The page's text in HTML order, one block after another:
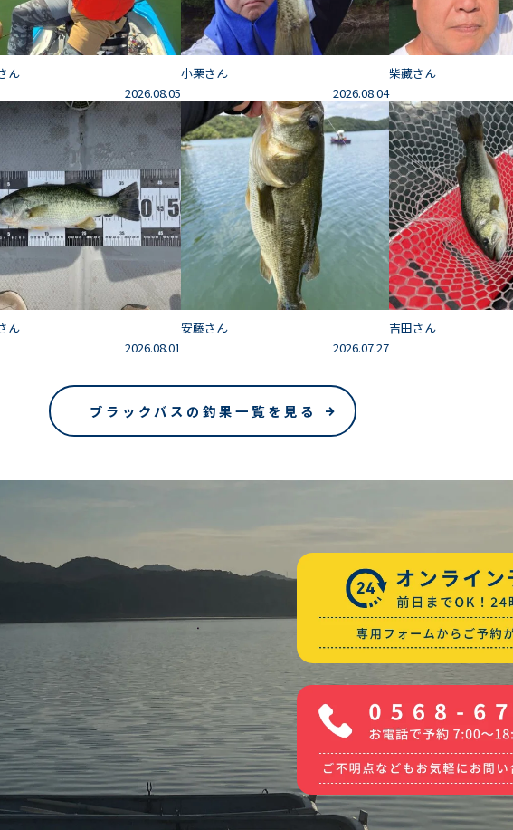
ん
2026.08.05
小栗さん
2026.08.04
柴藏さん
ん
2026.08.01
安藤さん
2026.07.27
吉田さん
ブラックバスの釣果一覧を見る